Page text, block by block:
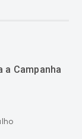
a Campanha